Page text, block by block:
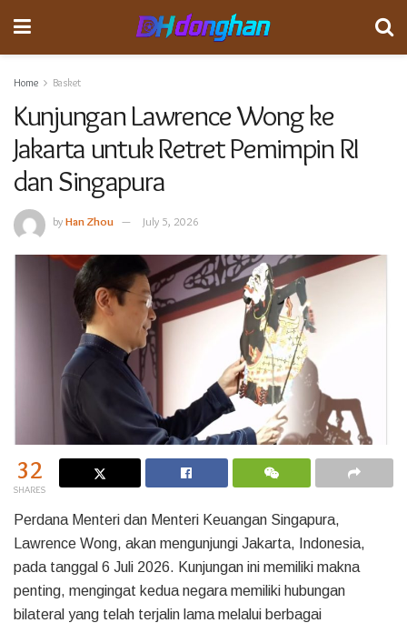
Home Basket
Kunjungan Lawrence Wong ke
Jakarta untuk Retret Pemimpin RI
dan Singapura
byHan Zhou July 5, 2026
32
SHARES
Perdana Menteri dan Menteri Keuangan Singapura,
Lawrence Wong, akan mengunjungi Jakarta, Indonesia,
pada tanggal 6 Juli 2026. Kunjungan ini memiliki makna
penting, mengingat kedua negara memiliki hubungan
bilateral yang telah terjalin lama melalui berbagai